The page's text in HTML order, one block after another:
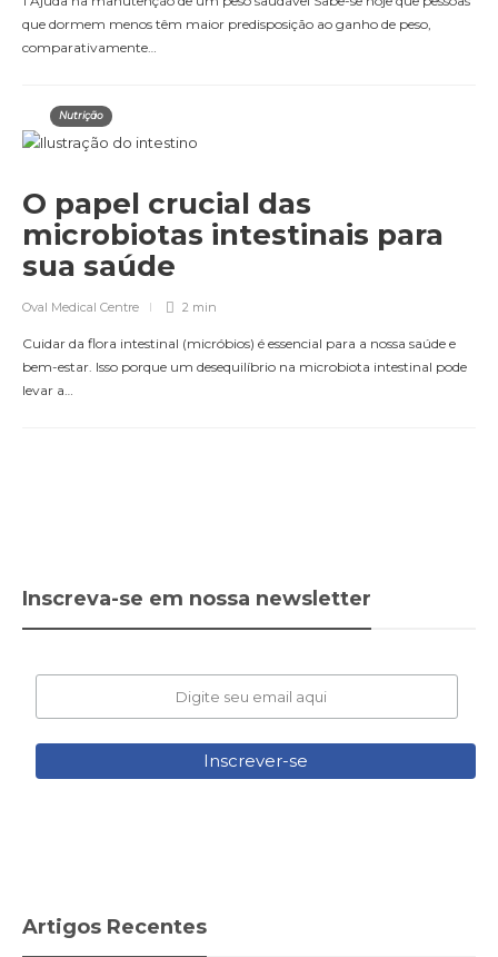
que dormem menos têm maior predisposição ao ganho de peso,
comparativamente…
Nutrição
O papel crucial das
microbiotas intestinais para
sua saúde
Oval Medical Centre 2 min
Cuidar da flora intestinal (micróbios) é essencial para a nossa saúde e
bem-estar. Isso porque um desequilíbrio na microbiota intestinal pode
levar a…
Inscreva-se em nossa newsletter
Artigos Recentes